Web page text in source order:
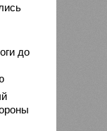
до